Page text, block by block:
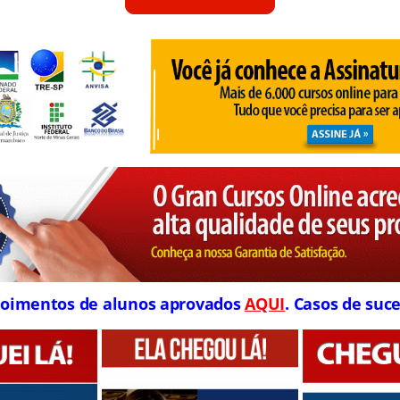
de alunos aprovadosAQUI. Casos de